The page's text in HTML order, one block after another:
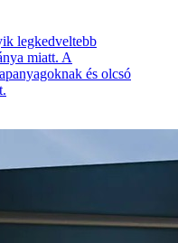
legkedveltebb
miatt. A
és olcsó